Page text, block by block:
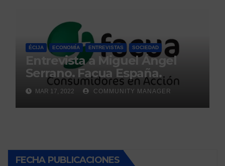
ÉCIJA ECONOMÍA ENTREVISTAS SOCIEDAD
Entrevista a Miguel Ángel
Serrano. Facua España.
MAR 17, 2022 COMMUNITY MANAGER
FECHA PUBLICACIONES